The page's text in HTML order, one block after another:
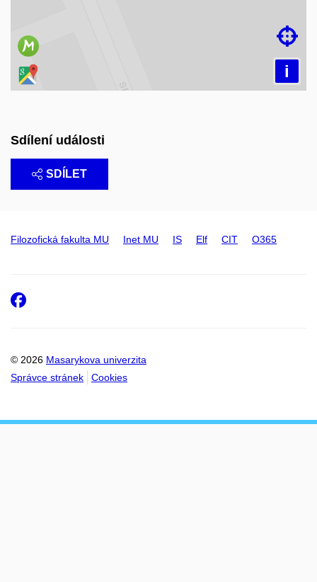
i

Sdílení události
SDÍLET
Filozofická fakulta MU Inet MU IS Elf CIT O365
© 2026 Masarykova univerzita
Správce stránek
Cookies
Facebook